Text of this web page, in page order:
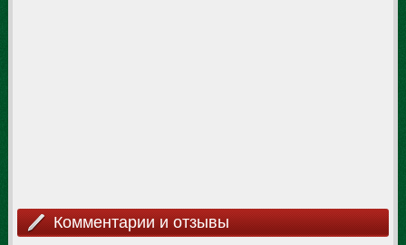
Комментарии и отзывы